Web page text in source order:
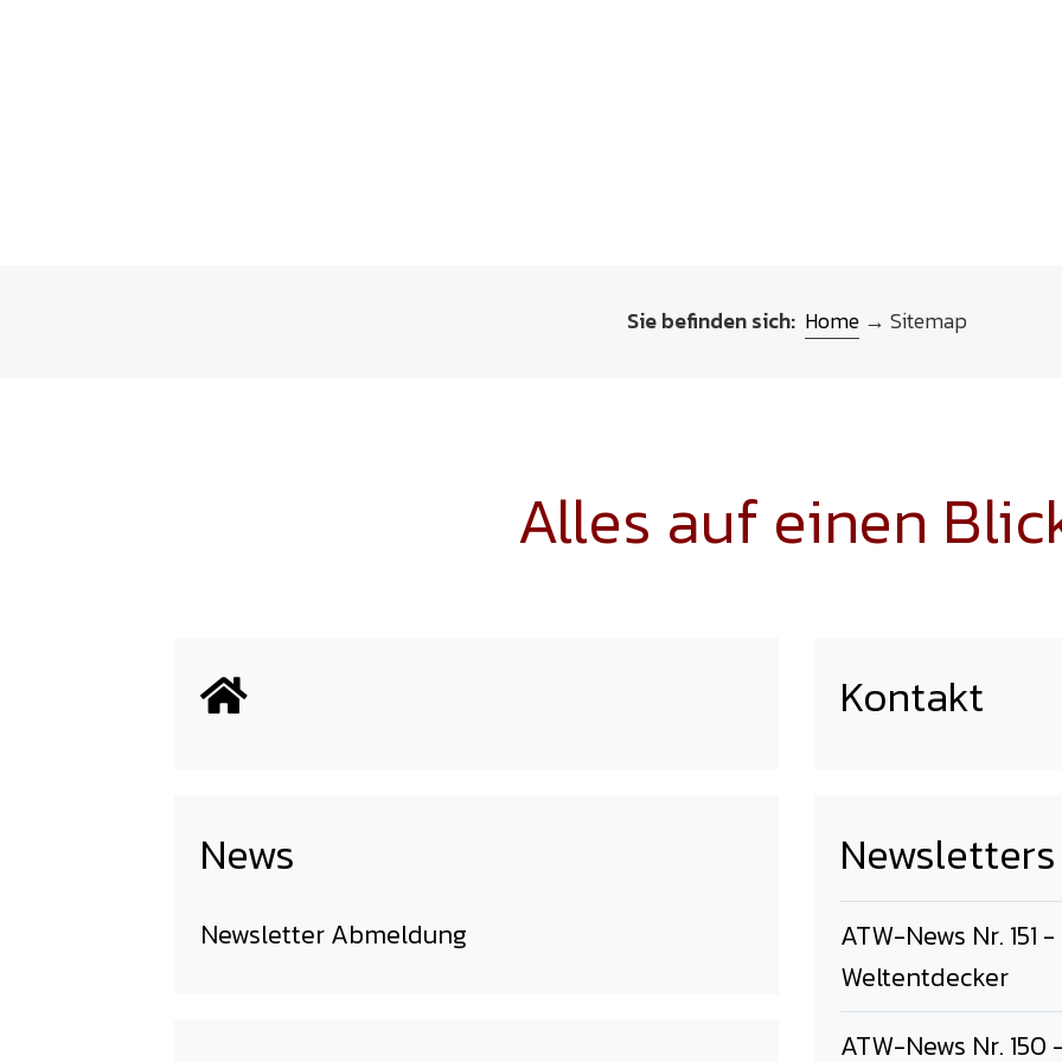
Sie befinden sich: Home→ Sitemap
Alles auf einen
News
Newsletter Abmeldung
Kontakt
Newsletters
ATW-News Nr.
Weltentdecker
ATW-News Nr.